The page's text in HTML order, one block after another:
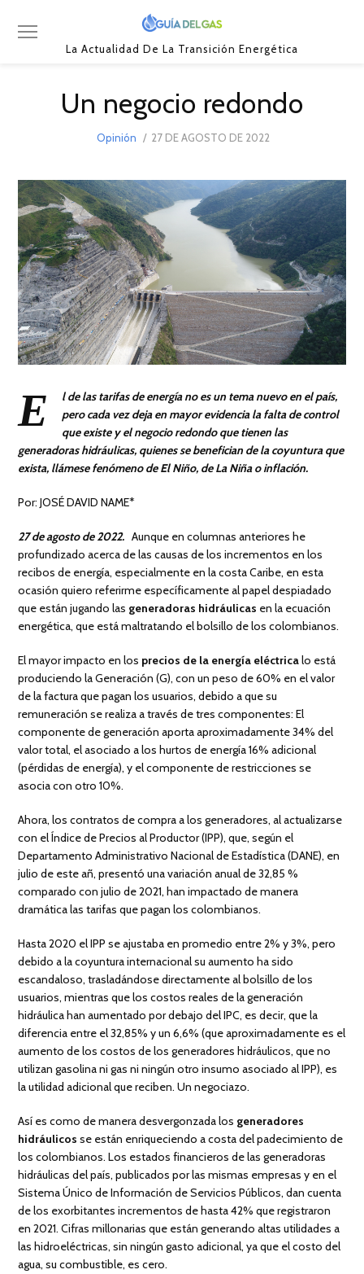
La Actualidad De La Transición Energética
Un negocio redondo
Opinión
POSTED
27 DE AGOSTO DE 2022
DE
2022
E
l de las tarifas de energía no es un tema nuevo en el país,
pero cada vez deja en mayor evidencia la falta de control
que existe y el negocio redondo que tienen las
generadoras hidráulicas, quienes se benefician de la coyuntura que
exista, llámese fenómeno de El Niño, de La Niña o inflación.
Por: JOSÉ DAVID NAME*
27 de agosto de 2022. Aunque en columnas anteriores he
profundizado acerca de las causas de los incrementos en los
recibos de energía, especialmente en la costa Caribe, en esta
ocasión quiero referirme específicamente al papel despiadado
que están jugando las generadoras hidráulicas en la ecuación
energética, que está maltratando el bolsillo de los colombianos.
El mayor impacto en los precios de la energía eléctricalo está
produciendo la Generación (G), con un peso de 60% en el valor
de la factura que pagan los usuarios, debido a que su
remuneración se realiza a través de tres componentes: El
componente de generación aporta aproximadamente 34% del
valor total, el asociado a los hurtos de energía 16% adicional
(pérdidas de energía), y el componente de restricciones se
asocia con otro 10%.
Ahora, los contratos de compra a los generadores, al actualizarse
con el Índice de Precios al Productor (IPP), que, según el
Departamento Administrativo Nacional de Estadística (DANE), en
julio de este añ, presentó una variación anual de 32,85 %
comparado con julio de 2021, han impactado de manera
dramática las tarifas que pagan los colombianos.
Hasta 2020 el IPP se ajustaba en promedio entre 2% y 3%, pero
debido a la coyuntura internacional su aumento ha sido
escandaloso, trasladándose directamente al bolsillo de los
usuarios, mientras que los costos reales de la generación
hidráulica han aumentado por debajo del IPC, es decir, que la
diferencia entre el 32,85% y un 6,6% (que aproximadamente es el
aumento de los costos de los generadores hidráulicos, que no
utilizan gasolina ni gas ni ningún otro insumo asociado al IPP), es
la utilidad adicional que reciben. Un negociazo.
Así es como de manera desvergonzada los generadores
hidráulicosse están enriqueciendo a costa del padecimiento de
los colombianos. Los estados financieros de las generadoras
hidráulicas del país, publicados por las mismas empresas y en el
Sistema Único de Información de Servicios Públicos, dan cuenta
de los exorbitantes incrementos de hasta 42% que registraron
en 2021. Cifras millonarias que están generando altas utilidades a
las hidroeléctricas, sin ningún gasto adicional, ya que el costo del
agua, su combustible, es cero.